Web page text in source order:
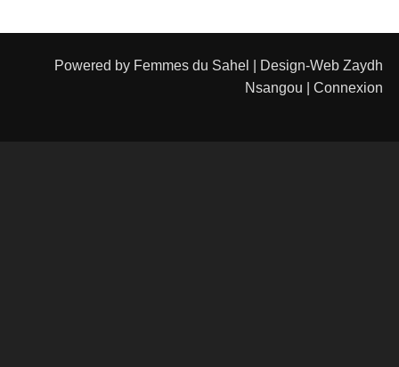
Powered by Femmes du Sahel | Design-Web Zaydh
Nsangou |Connexion